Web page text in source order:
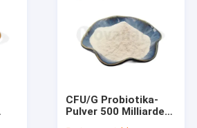
CFU/G Probiotika-
Pulver 500 Milliarden